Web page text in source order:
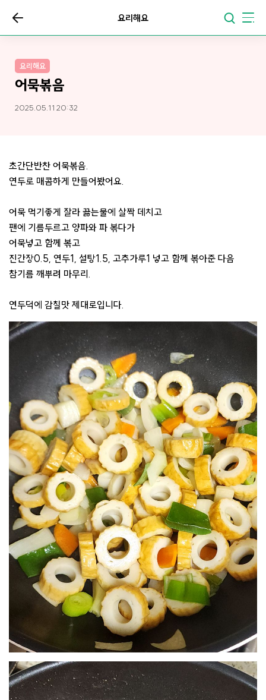
요리해요
요리해요
어묵볶음
2025.05.11 20:32
초간단반찬 어묵볶음.
연두로 매콤하게 만들어봤어요.
어묵 먹기좋게 잘라 끓는물에 살짝 데치고
팬에 기름두르고 양파와 파 볶다가
어묵넣고 함께 볶고
진간장0.5, 연두1, 설탕1.5, 고추가루1 넣고 함께 볶아준 다음
참기름 깨뿌려 마무리.
연두덕에 감칠맛 제대로입니다.